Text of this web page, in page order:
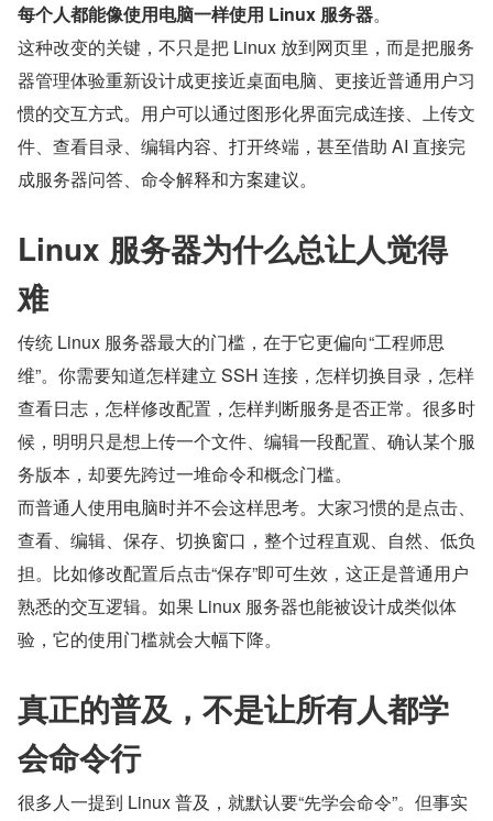
每个人都能像使用电脑一样使用 Linux 服务器。
这种改变的关键，不只是把 Linux 放到网页里，而是把服务
器管理体验重新设计成更接近桌面电脑、更接近普通用户习
惯的交互方式。用户可以通过图形化界面完成连接、上传文
件、查看目录、编辑内容、打开终端，甚至借助 AI 直接完
成服务器问答、命令解释和方案建议。
Linux 服务器为什么总让人觉得
难
传统 Linux 服务器最大的门槛，在于它更偏向“工程师思
维”。你需要知道怎样建立 SSH 连接，怎样切换目录，怎样
查看日志，怎样修改配置，怎样判断服务是否正常。很多时
候，明明只是想上传一个文件、编辑一段配置、确认某个服
务版本，却要先跨过一堆命令和概念门槛。
而普通人使用电脑时并不会这样思考。大家习惯的是点击、
查看、编辑、保存、切换窗口，整个过程直观、自然、低负
担。比如修改配置后点击“保存”即可生效，这正是普通用户
熟悉的交互逻辑。如果 Linux 服务器也能被设计成类似体
验，它的使用门槛就会大幅下降。
真正的普及，不是让所有人都学
会命令行
很多人一提到 Linux 普及，就默认要“先学会命令”。但事实